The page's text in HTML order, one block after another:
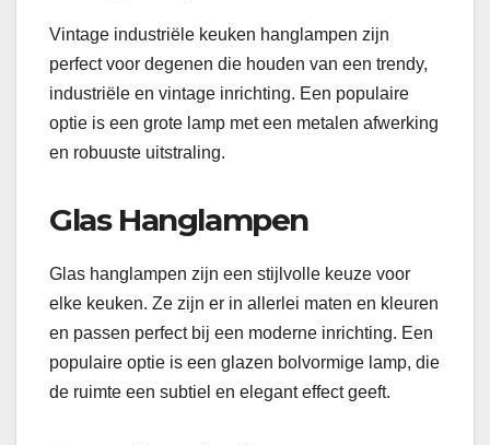
Vintage industriële keuken hanglampen zijn
perfect voor degenen die houden van een trendy,
industriële en vintage inrichting. Een populaire
optie is een grote lamp met een metalen afwerking
en robuuste uitstraling.
Glas Hanglampen
Glas hanglampen zijn een stijlvolle keuze voor
elke keuken. Ze zijn er in allerlei maten en kleuren
en passen perfect bij een moderne inrichting. Een
populaire optie is een glazen bolvormige lamp, die
de ruimte een subtiel en elegant effect geeft.